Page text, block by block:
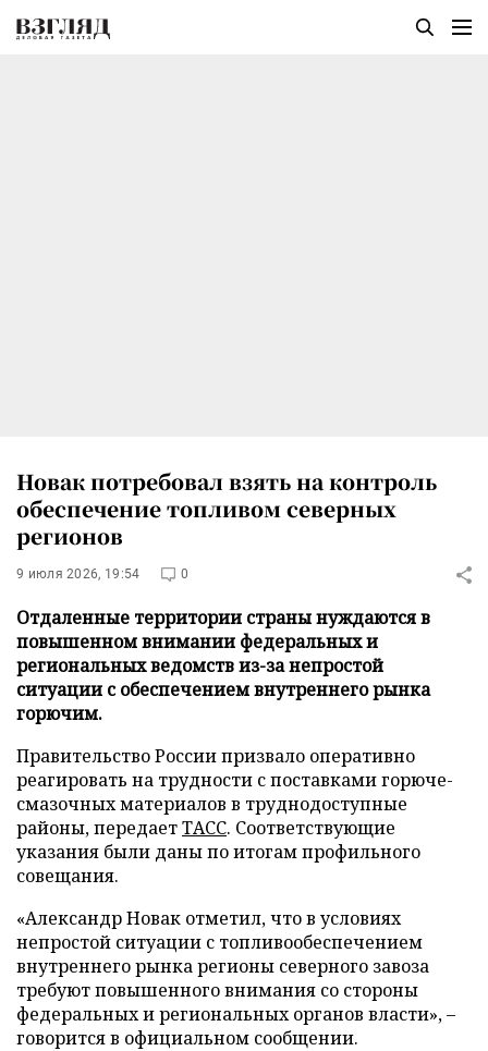
Новак потребовал взять на контроль
обеспечение топливом северных
регионов
9 июля 2026, 19:54 0
Отдаленные территории страны нуждаются в
повышенном внимании федеральных и
региональных ведомств из-за непростой
ситуации с обеспечением внутреннего рынка
горючим.
Правительство России призвало оперативно
реагировать на трудности с поставками горюче-
смазочных материалов в труднодоступные
районы, передаетТАСС. Соответствующие
указания были даны по итогам профильного
совещания.
«Александр Новак отметил, что в условиях
непростой ситуации с топливообеспечением
внутреннего рынка регионы северного завоза
требуют повышенного внимания со стороны
федеральных и региональных органов власти», –
говорится в официальном сообщении.